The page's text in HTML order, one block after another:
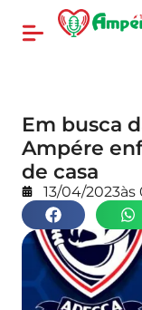
Em busca
Ampére
de casa
13/04/2023às